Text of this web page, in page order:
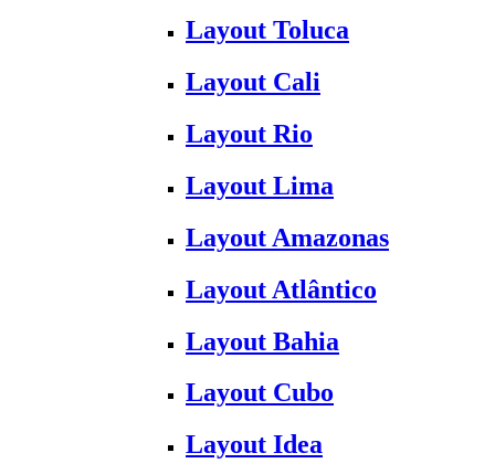
Layout Toluca
Layout Cali
Layout Rio
Layout Lima
Layout Amazonas
Layout Atlântico
Layout Bahia
Layout Cubo
Layout Idea